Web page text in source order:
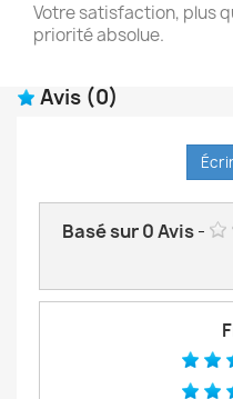
Votre satisfaction, plus
priorité absolue.
Avis (0)
Basé sur0Avis-